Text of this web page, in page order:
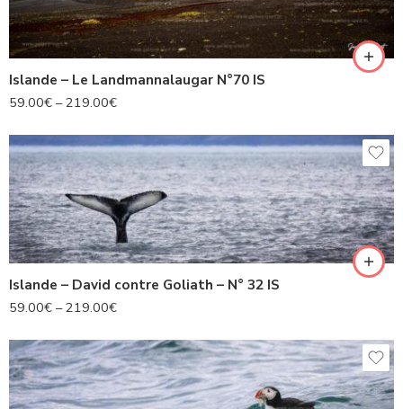
Islande – Le Landmannalaugar N°70 IS
59.00€ –219.00€
Islande – David contre Goliath – N° 32 IS
59.00€ –219.00€